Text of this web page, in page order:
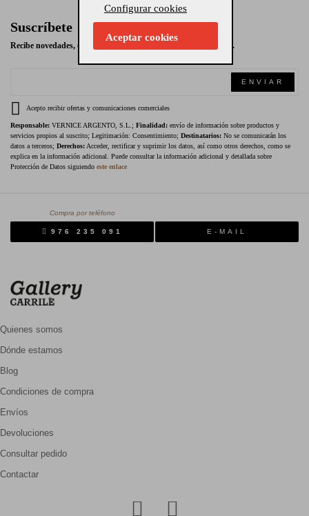
Suscríbete
Recibe novedades, ofertas exclusivas y promociones en tu email.
ENVIAR
Acepto recibir ofertas y comunicaciones comerciales
Responsable: VERNICE ARGENTO, S.L.; Finalidad: envío de información sobre productos y
servicios propios al suscrito; Legitimación: Consentimiento; Destinatarios: No se comunicarán los
datos a terceros; Derechos: Acceder, rectificar y suprimir los datos, así como otros derechos, como se
explica en la información adicional. Puede consultar la información adicional y detallada sobre
Protección de Datos siguiendo este enlace
Compra por teléfono
976 235 091 E-MAIL
Quienes somos
Dónde estamos
Blog
Condiciones de compra
Envíos
Devoluciones
Consultar pedido
Contactar
Configurar cookies
Aceptar cookies